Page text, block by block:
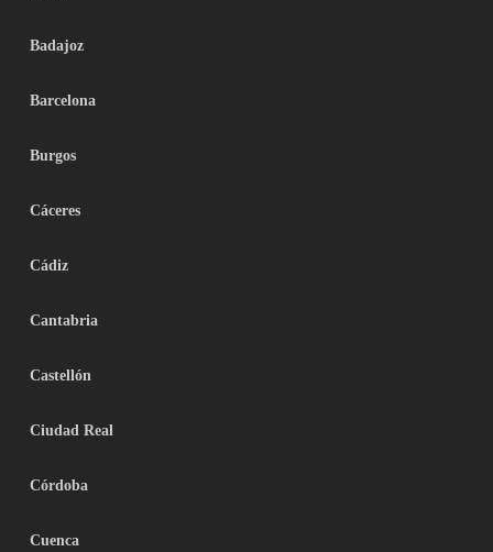
Badajoz
Barcelona
Burgos
Cáceres
Cádiz
Cantabria
Castellón
Ciudad Real
Córdoba
Cuenca